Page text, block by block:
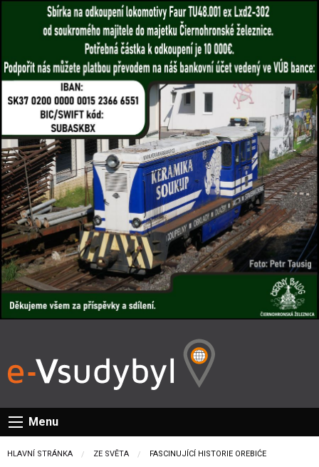
Menu
HLAVNÍ STRÁNKA ZE SVĚTA CURRENT:
FASCINUJÍCÍ HISTORIE OREBIĆE